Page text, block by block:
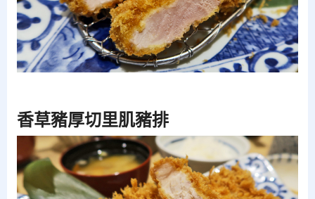
香草豬厚切里肌豬排